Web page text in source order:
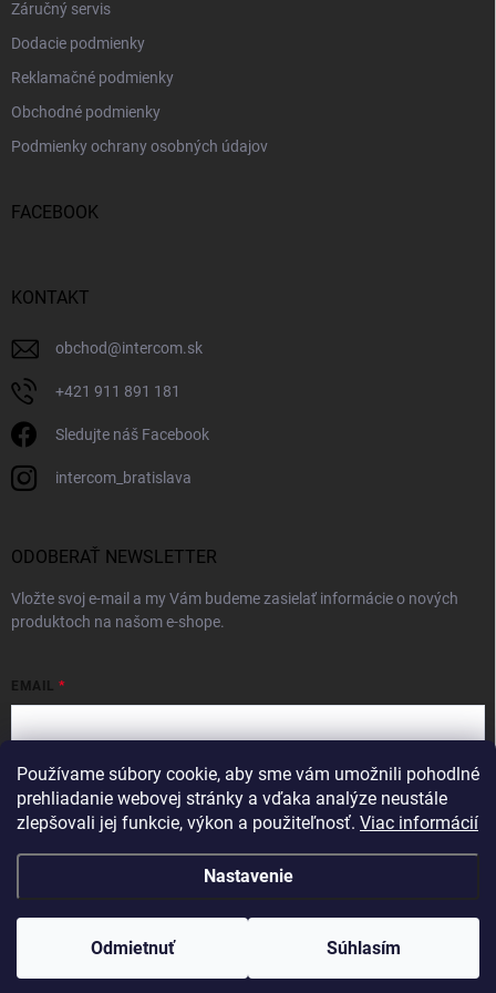
Používame súbory cookie, aby sme vám umožnili pohodlné
prehliadanie webovej stránky a vďaka analýze neustále
zlepšovali jej funkcie, výkon a použiteľnosť. Viac informácií
Nastavenie
Odmietnuť Súhlasím
Záručný servis
Dodacie podmienky
Reklamačné podmienky
Obchodné podmienky
Podmienky ochrany osobných údajov
FACEBOOK
KONTAKT
obchod@intercom.sk
+421 911 891 181
Sledujte náš Facebook
intercom_bratislava
ODOBERAŤ NEWSLETTER
Vložte svoj e-mail a my Vám budeme zasielať informácie o nových
produktoch na našom e-shope.
EMAIL
Vložením e-mailu súhlasíte spodmienkami ochrany osobných údajov
Prihlásiť sa
Vytvoril Shoptet
Copyright 2026 . Všetky práva vyhradené.